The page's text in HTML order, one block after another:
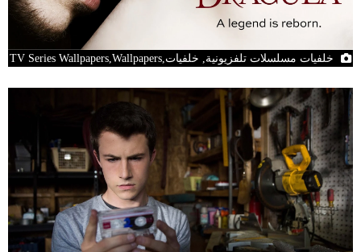
خلفيات مسلسلات تلفزيونية, خلفيات,TV Series Wallpapers,Wallpapers